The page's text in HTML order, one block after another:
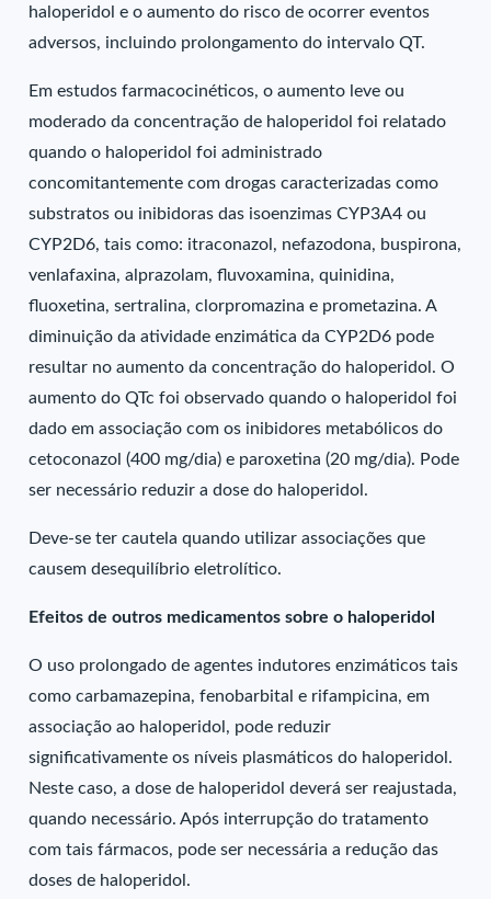
haloperidol e o aumento do risco de ocorrer eventos
adversos, incluindo prolongamento do intervalo QT.
Em estudos farmacocinéticos, o aumento leve ou
moderado da concentração de haloperidol foi relatado
quando o haloperidol foi administrado
concomitantemente com drogas caracterizadas como
substratos ou inibidoras das isoenzimas CYP3A4 ou
CYP2D6, tais como: itraconazol, nefazodona, buspirona,
venlafaxina, alprazolam, fluvoxamina, quinidina,
fluoxetina, sertralina, clorpromazina e prometazina. A
diminuição da atividade enzimática da CYP2D6 pode
resultar no aumento da concentração do haloperidol. O
aumento do QTc foi observado quando o haloperidol foi
dado em associação com os inibidores metabólicos do
cetoconazol (400 mg/dia) e paroxetina (20 mg/dia). Pode
ser necessário reduzir a dose do haloperidol.
Deve-se ter cautela quando utilizar associações que
causem desequilíbrio eletrolítico.
Efeitos de outros medicamentos sobre o haloperidol
O uso prolongado de agentes indutores enzimáticos tais
como carbamazepina, fenobarbital e rifampicina, em
associação ao haloperidol, pode reduzir
significativamente os níveis plasmáticos do haloperidol.
Neste caso, a dose de haloperidol deverá ser reajustada,
quando necessário. Após interrupção do tratamento
com tais fármacos, pode ser necessária a redução das
doses de haloperidol.